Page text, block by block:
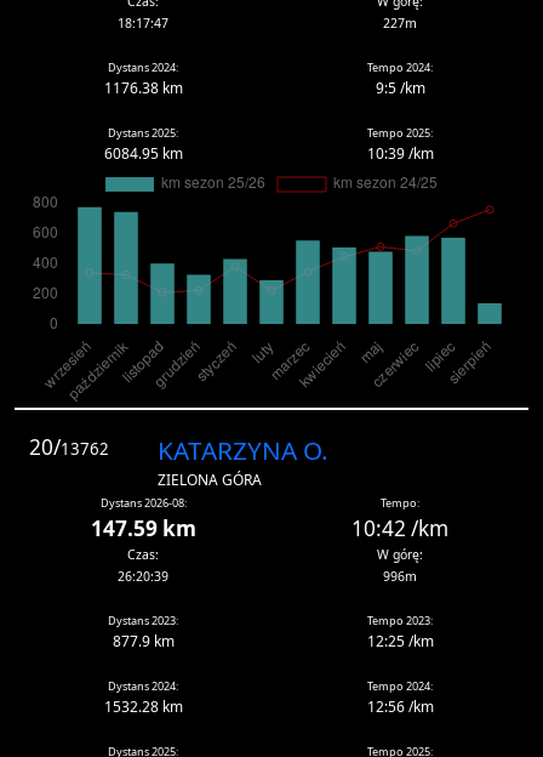
18:17:47
227m
Dystans 2024:
1176.38 km
Tempo 2024:
9:5 /km
Dystans 2025:
6084.95 km
Tempo 2025:
10:39 /km
20/13762 KATARZYNA O.
ZIELONA GÓRA
Dystans 2026-08:
147.59 km
Tempo:
10:42 /km
Czas:
26:20:39
W górę:
996m
Dystans 2023:
877.9 km
Tempo 2023:
12:25 /km
Dystans 2024:
1532.28 km
Tempo 2024:
12:56 /km
Dystans 2025: Tempo 2025: